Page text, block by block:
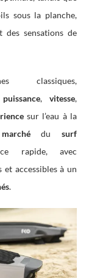
sous la planche,
des sensations de
classiques,
puissance,vitesse,
sur l’eau à la
marchédusurf
rapide, avec
accessibles à un
.